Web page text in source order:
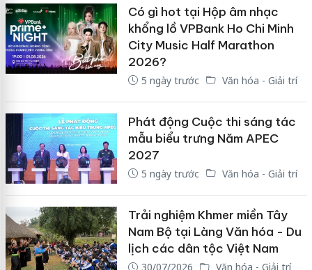
Có gì hot tại Hộp âm nhạc
khổng lồ VPBank Ho Chi Minh
City Music Half Marathon
2026?
5 ngày trước Văn hóa - Giải trí
Phát động Cuộc thi sáng tác
mẫu biểu trưng Năm APEC
2027
5 ngày trước Văn hóa - Giải trí
Trải nghiệm Khmer miền Tây
Nam Bộ tại Làng Văn hóa - Du
lịch các dân tộc Việt Nam
30/07/2026 Văn hóa - Giải trí